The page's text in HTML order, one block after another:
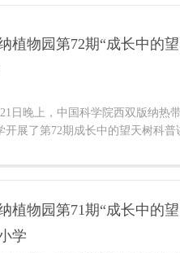
植物园第72期“成长中的
日晚上，中国科学院西双版纳热
开展了第72期成长中的望天树科普
植物园第71期“成长中的
学